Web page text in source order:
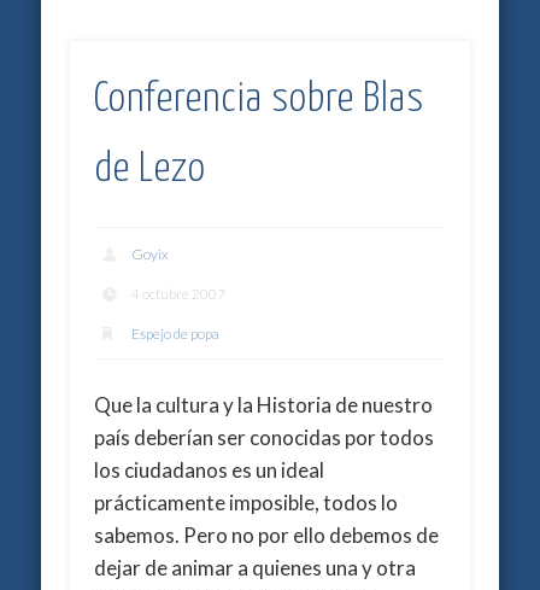
Conferencia sobre Blas
de Lezo
Goyix
4 octubre 2007
Espejo de popa
Que la cultura y la Historia de nuestro
país deberían ser conocidas por todos
los ciudadanos es un ideal
prácticamente imposible, todos lo
sabemos. Pero no por ello debemos de
dejar de animar a quienes una y otra